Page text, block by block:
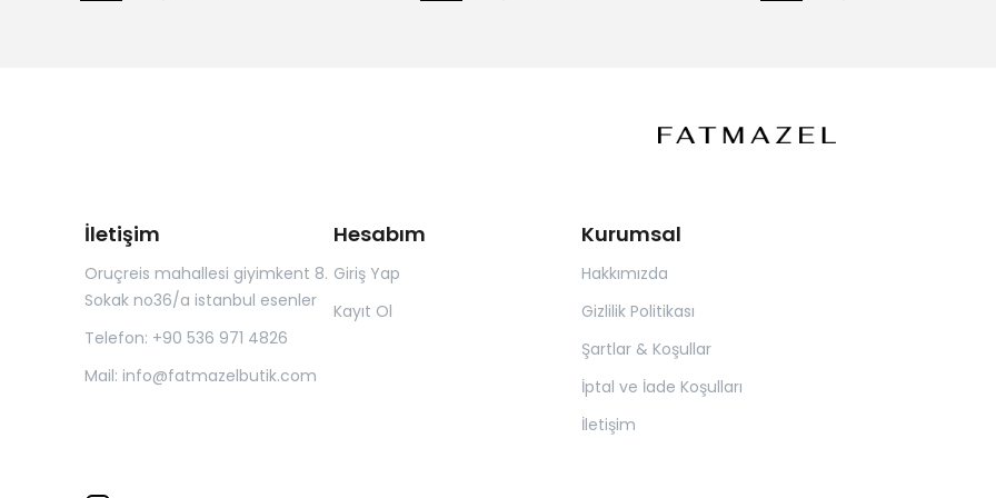
İletişim
Oruçreis mahallesi giyimkent 8.
Sokak no36/a istanbul esenler
Telefon: +90 536 971 4826
Mail: info@fatmazelbutik.com
Hesabım
Giriş Yap
Kayıt Ol
Kurumsal
Hakkımızda
Gizlilik Politikası
Şartlar & Koşullar
İptal ve İade Koşulları
İletişim